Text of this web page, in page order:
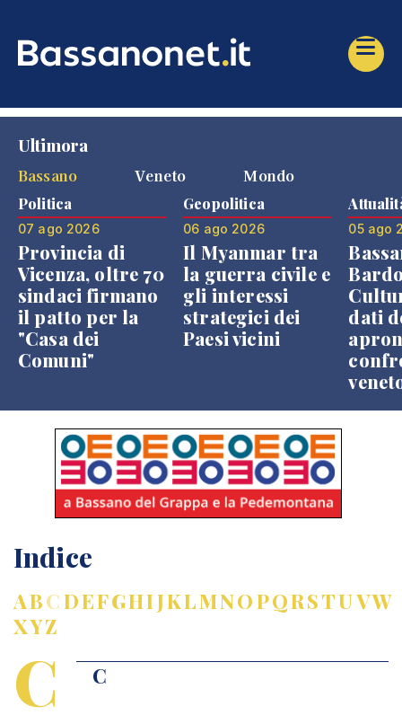
Ultimora
Bassano
Veneto Mondo
Politica
07 ago 2026
Provincia di
Vicenza, oltre 70
sindaci firmano
il patto per la
"Casa dei
Comuni"
Geopolitica
06 ago 2026
Il Myanmar tra
la guerra civile e
gli interessi
strategici dei
Paesi vicini
05 ago
dati
Indice
ABCDEFGHIJKLMNOPQRSTUVW
XYZ
C C